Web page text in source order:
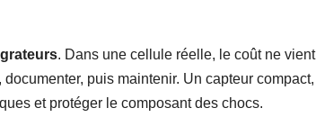
. Dans une cellule réelle, le coût ne vient
puis maintenir. Un capteur compact,
et protéger le composant des chocs.